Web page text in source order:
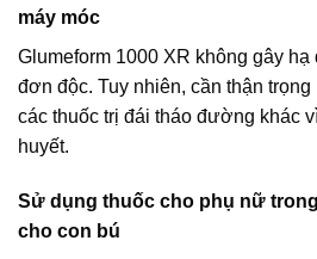
máy móc
Glumeform 1000 XR không gây
đơn độc. Tuy nhiên, cần thận
các thuốc trị đái tháo đường khác
huyết.
Sử dụng thuốc cho phụ nữ
cho con bú